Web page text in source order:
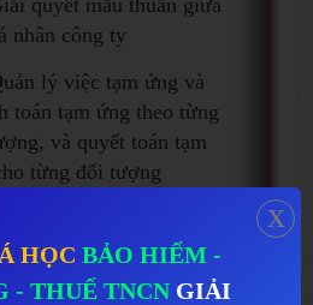
nhân công ty
lý việc tạm ứng và
toán tạm ứng theo từng
và quyết toán tạm
từng đối tượng
HỌC BẢO HIỂM -
- THUẾ TNCNGIẢI
x